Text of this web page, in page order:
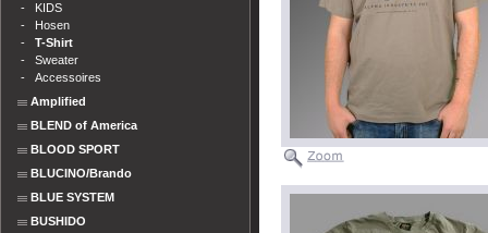
- KIDS
- Hosen
- T-Shirt
- Sweater
- Accessoires
Amplified
BLEND of America
BLOOD SPORT
BLUCINO/Brando
BLUE SYSTEM
BUSHIDO